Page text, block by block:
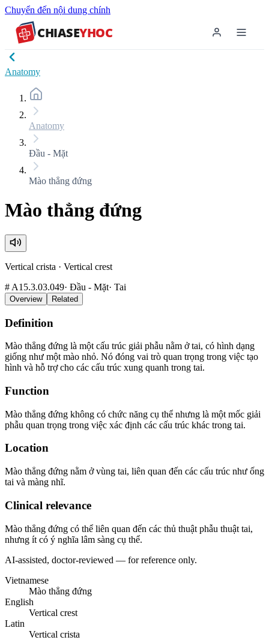
Chuyển đến nội dung chính
CHIASEYHOC
Anatomy
Anatomy
Đầu - Mặt
Mào thẳng đứng
Mào thẳng đứng
Vertical crista · Vertical crest
# A15.3.03.049· Đầu - Mặt· Tai
Overview Related
Definition
Mào thẳng đứng là một cấu trúc giải phẫu nằm ở tai, có hình dạng
giống như một mào nhỏ. Nó đóng vai trò quan trọng trong việc tạo
hình và hỗ trợ cho các cấu trúc xung quanh trong tai.
Function
Mào thẳng đứng không có chức năng cụ thể nhưng là một mốc giải
phẫu quan trọng trong việc xác định các cấu trúc khác trong tai.
Location
Mào thẳng đứng nằm ở vùng tai, liên quan đến các cấu trúc như ống
tai và màng nhĩ.
Clinical relevance
Mào thẳng đứng có thể liên quan đến các thủ thuật phẫu thuật tai,
nhưng ít có ý nghĩa lâm sàng cụ thể.
AI-assisted, doctor-reviewed — for reference only.
Vietnamese
Mào thẳng đứng
English
Vertical crest
Latin
Vertical crista